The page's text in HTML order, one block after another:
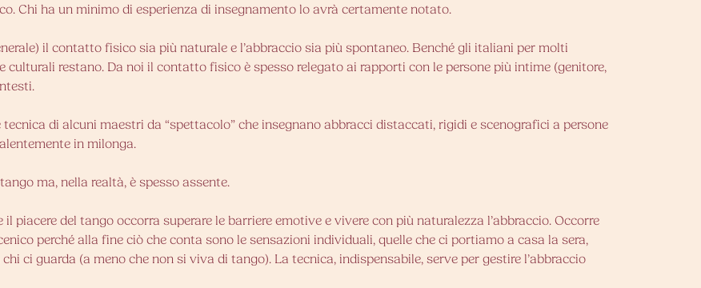
Chi ha un minimo di esperienza di insegnamento lo avrà certamente notato.
il contatto fisico sia più naturale e l’abbraccio sia più spontaneo. Benché gli italiani per molti
restano. Da noi il contatto fisico è spesso relegato ai rapporti con le persone più intime (genitore,
di alcuni maestri da “spettacolo” che insegnano abbracci distaccati, rigidi e scenografici a persone
in milonga.
ma, nella realtà, è spesso assente.
piacere del tango occorra superare le barriere emotive e vivere con più naturalezza l’abbraccio. Occorre
perché alla fine ciò che conta sono le sensazioni individuali, quelle che ci portiamo a casa la sera,
ci guarda (a meno che non si viva di tango). La tecnica, indispensabile, serve per gestire l’abbraccio